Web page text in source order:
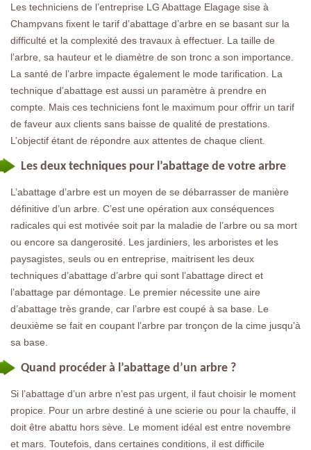
Les techniciens de l’entreprise LG Abattage Elagage sise à
Champvans fixent le tarif d’abattage d’arbre en se basant sur la
difficulté et la complexité des travaux à effectuer. La taille de
l’arbre, sa hauteur et le diamètre de son tronc a son importance.
La santé de l’arbre impacte également le mode tarification. La
technique d’abattage est aussi un paramètre à prendre en
compte. Mais ces techniciens font le maximum pour offrir un tarif
de faveur aux clients sans baisse de qualité de prestations.
L’objectif étant de répondre aux attentes de chaque client.
Les deux techniques pour l’abattage de votre arbre
L’abattage d’arbre est un moyen de se débarrasser de manière
définitive d’un arbre. C’est une opération aux conséquences
radicales qui est motivée soit par la maladie de l’arbre ou sa mort
ou encore sa dangerosité. Les jardiniers, les arboristes et les
paysagistes, seuls ou en entreprise, maitrisent les deux
techniques d’abattage d’arbre qui sont l’abattage direct et
l’abattage par démontage. Le premier nécessite une aire
d’abattage très grande, car l’arbre est coupé à sa base. Le
deuxième se fait en coupant l’arbre par tronçon de la cime jusqu’à
sa base.
Quand procéder à l’abattage d’un arbre ?
Si l’abattage d’un arbre n’est pas urgent, il faut choisir le moment
propice. Pour un arbre destiné à une scierie ou pour la chauffe, il
doit être abattu hors sève. Le moment idéal est entre novembre
et mars. Toutefois, dans certaines conditions, il est difficile